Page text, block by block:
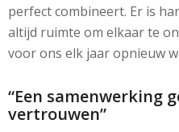
perfect combineert. Er is
altijd ruimte om elkaar te
voor ons elk jaar opnieuw
“Een samenwerking
vertrouwen”